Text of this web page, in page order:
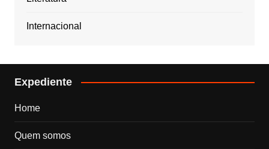
Internacional
Expediente
Home
Quem somos